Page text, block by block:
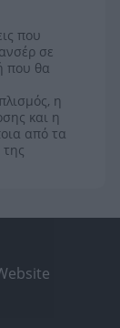
που
σε
που θα
η
και η
από τα
της